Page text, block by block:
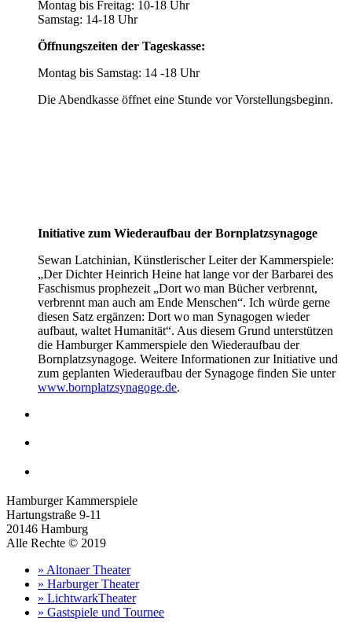
Montag bis Freitag: 10-18 Uhr
Samstag: 14-18 Uhr
Öffnungszeiten der Tageskasse:
Montag bis Samstag: 14 -18 Uhr
Die Abendkasse öffnet eine Stunde vor Vorstellungsbeginn.
Initiative zum Wiederaufbau der Bornplatzsynagoge
Sewan Latchinian, Künstlerischer Leiter der Kammerspiele:
„Der Dichter Heinrich Heine hat lange vor der Barbarei des
Faschismus prophezeit „Dort wo man Bücher verbrennt,
verbrennt man auch am Ende Menschen“. Ich würde gerne
diesen Satz ergänzen: Dort wo man Synagogen wieder
aufbaut, waltet Humanität“. Aus diesem Grund unterstützen
die Hamburger Kammerspiele den Wiederaufbau der
Bornplatzsynagoge. Weitere Informationen zur Initiative und
zum geplanten Wiederaufbau der Synagoge finden Sie unter
www.bornplatzsynagoge.de.
Hamburger Kammerspiele
Hartungstraße 9-11
20146 Hamburg
Alle Rechte © 2019
» Altonaer Theater
» Harburger Theater
» LichtwarkTheater
» Gastspiele und Tournee